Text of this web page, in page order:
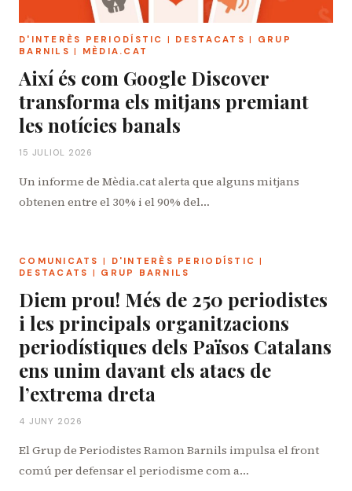
D'INTERÈS PERIODÍSTIC | DESTACATS | GRUP
BARNILS | MÈDIA.CAT
Així és com Google Discover
transforma els mitjans premiant
les notícies banals
15 JULIOL 2026
Un informe de Mèdia.cat alerta que alguns mitjans
obtenen entre el 30% i el 90% del…
COMUNICATS | D'INTERÈS PERIODÍSTIC |
DESTACATS | GRUP BARNILS
Diem prou! Més de 250 periodistes
i les principals organitzacions
periodístiques dels Països Catalans
ens unim davant els atacs de
l’extrema dreta
4 JUNY 2026
El Grup de Periodistes Ramon Barnils impulsa el front
comú per defensar el periodisme com a…